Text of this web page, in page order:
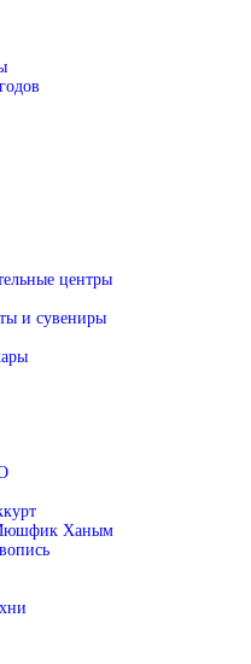
центры
и сувениры
Ханым